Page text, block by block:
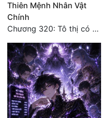
Thiên Mệnh Nhân Vật
Chính
Chương 320: Tô thị có hậu bối, sơ lộ tài năng